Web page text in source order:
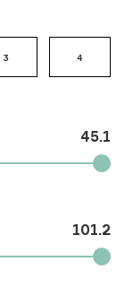
3 4
45.1
101.2